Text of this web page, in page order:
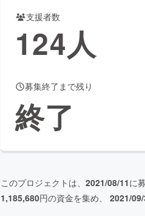
ー・ヘルスケア
支援者数
124人
募集終了まで残り
終了
このプロジェクトは、 2021/08/11に
1,185,680円の資金を集め、 2021/